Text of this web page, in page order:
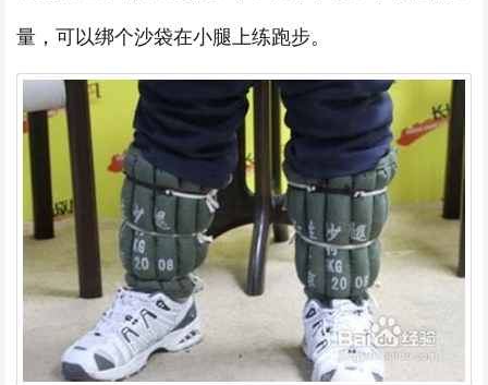
量，可以绑个沙袋在小腿上练跑步。